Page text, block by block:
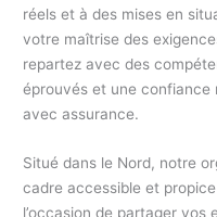
réels et à des mises en
votre maîtrise des
repartez avec des
éprouvés et une confiance
avec assurance.
Situé dans le Nord, notre
cadre accessible et
l’occasion de partager vos